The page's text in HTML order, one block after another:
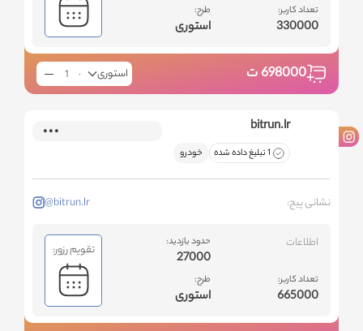
تعداد کاربر:
330000
طرح:
استوری
698000ت استوری
bitrun.lr
1 تبلیغ داده شده خودرو
نشانی پیج: @bitrun.lr
اطلاعات
تعداد کاربر:
665000
حدود بازدید:
27000
طرح:
استوری
تقویم رزور: